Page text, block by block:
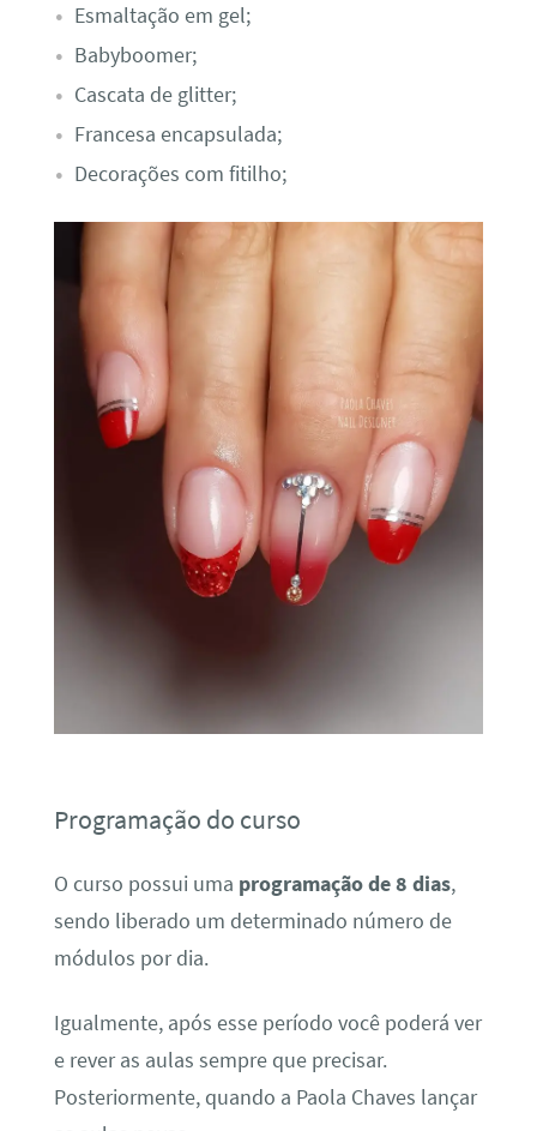
Esmaltação em gel;
Babyboomer;
Cascata de glitter;
Francesa encapsulada;
Decorações com fitilho;
Programação do curso
O curso possui uma programação de 8 dias,
sendo liberado um determinado número de
módulos por dia.
Igualmente, após esse período você poderá ver
e rever as aulas sempre que precisar.
Posteriormente, quando a Paola Chaves lançar